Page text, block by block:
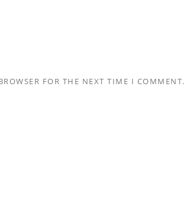
FOR THE NEXT TIME I COMMENT.